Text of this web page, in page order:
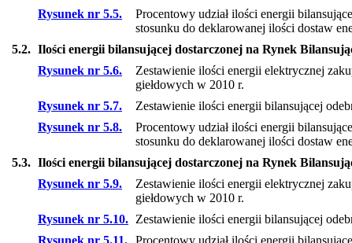
Rysunek nr 5.5.
Procentowy udział ilości energii
stosunku do deklarowanej ilości dostaw
5.2. Ilości energii bilansującej dostarczonej na Rynek
Rysunek nr 5.6.
Zestawienie ilości energii elektrycznej
giełdowych w 2010 r.
Rysunek nr 5.7.
Zestawienie ilości energii bilansującej
Rysunek nr 5.8.
Procentowy udział ilości energii
stosunku do deklarowanej ilości dostaw
5.3. Ilości energii bilansującej dostarczonej na Rynek
Rysunek nr 5.9.
Zestawienie ilości energii elektrycznej
giełdowych w 2010 r.
Rysunek nr 5.10. Zestawienie ilości energii bilansującej
Rysunek nr 5.11. Procentowy udział ilości energii